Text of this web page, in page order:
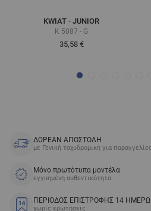
KWIAT - JUNIOR
K 5087 - G
35,58 €
ΔΩΡΕΑΝ ΑΠΟΣΤΟΛΗ
με Γενική ταχυδρομική για
Μόνο πρωτότυπα μοντέλα
εγγυημένη αυθεντικότητα
ΠΕΡΙΟΔΟΣ ΕΠΙΣΤΡΟΦΗΣ 14
χωρίς ερωτήσεις